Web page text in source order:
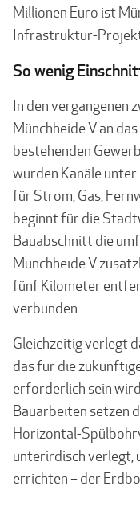
Millionen Euro ist
Infrastruktur-Projekt
So wenig
In den vergangenen
Münchheide V an
bestehenden
wurden Kanäle
für Strom, Gas,
beginnt für die
Bauabschnitt die
Münchheide V
fünf Kilometer
verbunden.
Gleichzeitig verlegt
das für die
erforderlich sein
Bauarbeiten setzen
Horizontal-
unterirdisch verlegt,
errichten – der